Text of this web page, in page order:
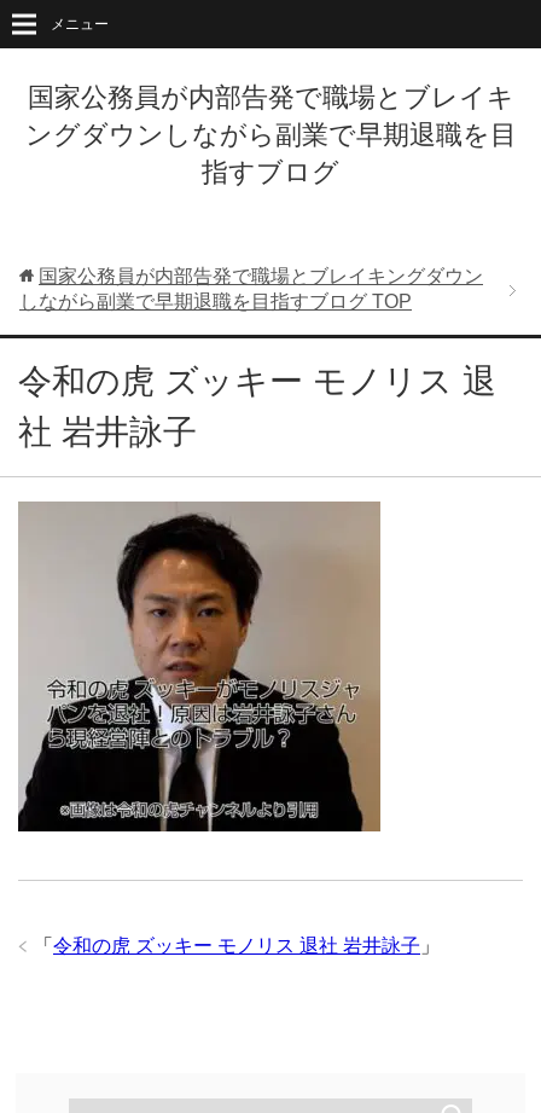
国家公務員が内部告発で職場とブレイキ
ングダウンしながら副業で早期退職を目
指すブログ
メニュー
国家公務員が内部告発で職場とブレイキングダウン
しながら副業で早期退職を目指すブログ TOP
令和の虎 ズッキー モノリス 退
社 岩井詠子
「 令和の虎 ズッキー モノリス 退社 岩井詠子 」